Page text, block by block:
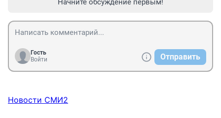
Начните обсуждение первым!
Гость
Войти
Отправить
Новости СМИ2